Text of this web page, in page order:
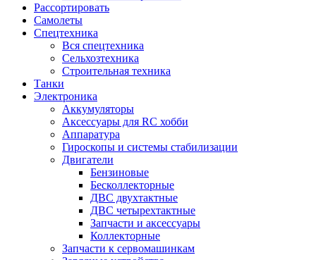
Рассортировать
Самолеты
Спецтехника
Вся спецтехника
Сельхозтехника
Строительная техника
Танки
Электроника
Аккумуляторы
Аксессуары для RC хобби
Аппаратура
Гироскопы и системы стабилизации
Двигатели
Бензиновые
Бесколлекторные
ДВС двухтактные
ДВС четырехтактные
Запчасти и аксессуары
Коллекторные
Запчасти к сервомашинкам